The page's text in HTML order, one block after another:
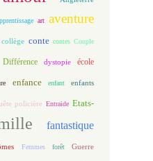
art aventure
collège conte contes Couple
Différence dystopie école
enfance enfant enfants
policière Entraide Etats-
fantastique
Femmes forêt Guerre